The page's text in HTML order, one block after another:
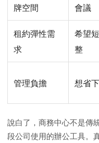
牌空間
會議
租約彈性需
求
希望
整
管理負擔 想省
說白了，商務中心不是傳
段公司使用的辦公工具。